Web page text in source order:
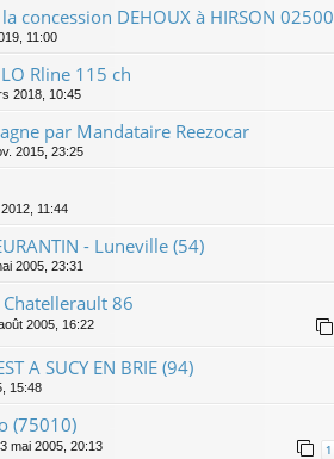
concession DEHOUX à HIRSON 02500
11:00
Rline 115 ch
2018, 10:45
par Mandataire Reezocar
2015, 23:25
11:44
- Luneville (54)
2005, 23:31
86
2005, 16:22
A SUCY EN BRIE (94)
15:48
(75010)
mai 2005, 20:13 1